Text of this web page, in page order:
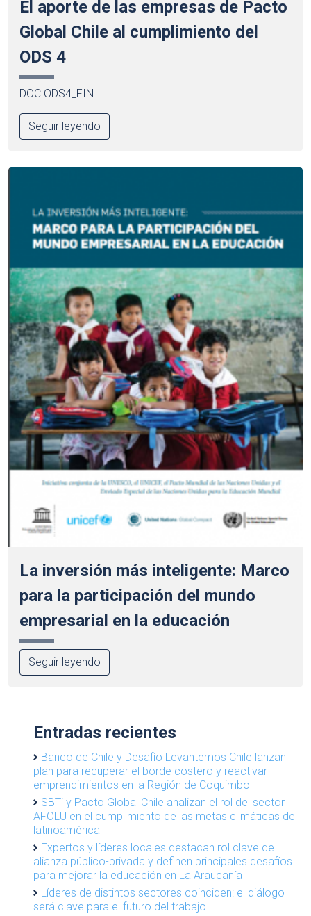
El aporte de las empresas de Pacto
Global Chile al cumplimiento del
ODS 4
DOC ODS4_FIN
Seguir leyendo
La inversión más inteligente: Marco
para la participación del mundo
empresarial en la educación
Seguir leyendo
Entradas recientes
Banco de Chile y Desafío Levantemos Chile lanzan
plan para recuperar el borde costero y reactivar
emprendimientos en la Región de Coquimbo
SBTi y Pacto Global Chile analizan el rol del sector
AFOLU en el cumplimiento de las metas climáticas de
latinoamérica
Expertos y líderes locales destacan rol clave de
alianza público-privada y definen principales desafíos
para mejorar la educación en La Araucanía
Líderes de distintos sectores coinciden: el diálogo
será clave para el futuro del trabajo